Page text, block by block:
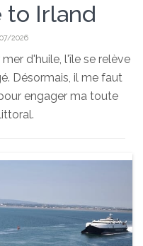
to Irland
2026
d'huile, l'île se relève
Désormais, il me faut
engager ma toute